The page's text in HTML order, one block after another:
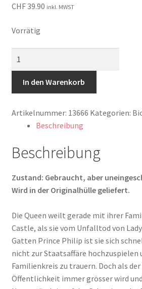
CHF39.90 inkl. MWST
Vorrätig
Menge
In den Warenkorb
Artikelnummer: 13666 Kategorien:
Beschreibung
Beschreibung
Zustand: Gebraucht, aber
Wird in der Originalhülle geliefert.
Die Queen weilt gerade mit ihrer
Castle, als sie vom Unfalltod von
Gatten Prince Philip ist sie sich
nicht zur Staatsaffäre hochzuspielen
Familienkreis zu trauern. Doch als der
Öffentlichkeit immer grösser wird